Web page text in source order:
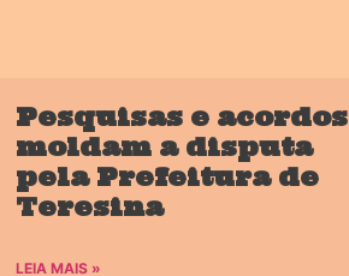
Pesquisas e acordos
moldam a disputa
pela Prefeitura de
Teresina
LEIA MAIS »